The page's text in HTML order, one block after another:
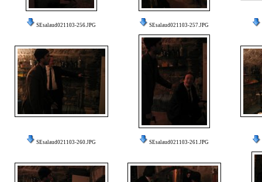
SEsalaud021103-256.JPG SEsalaud021103-257.JPG
SEsalaud021103-260.JPG SEsalaud021103-261.JPG